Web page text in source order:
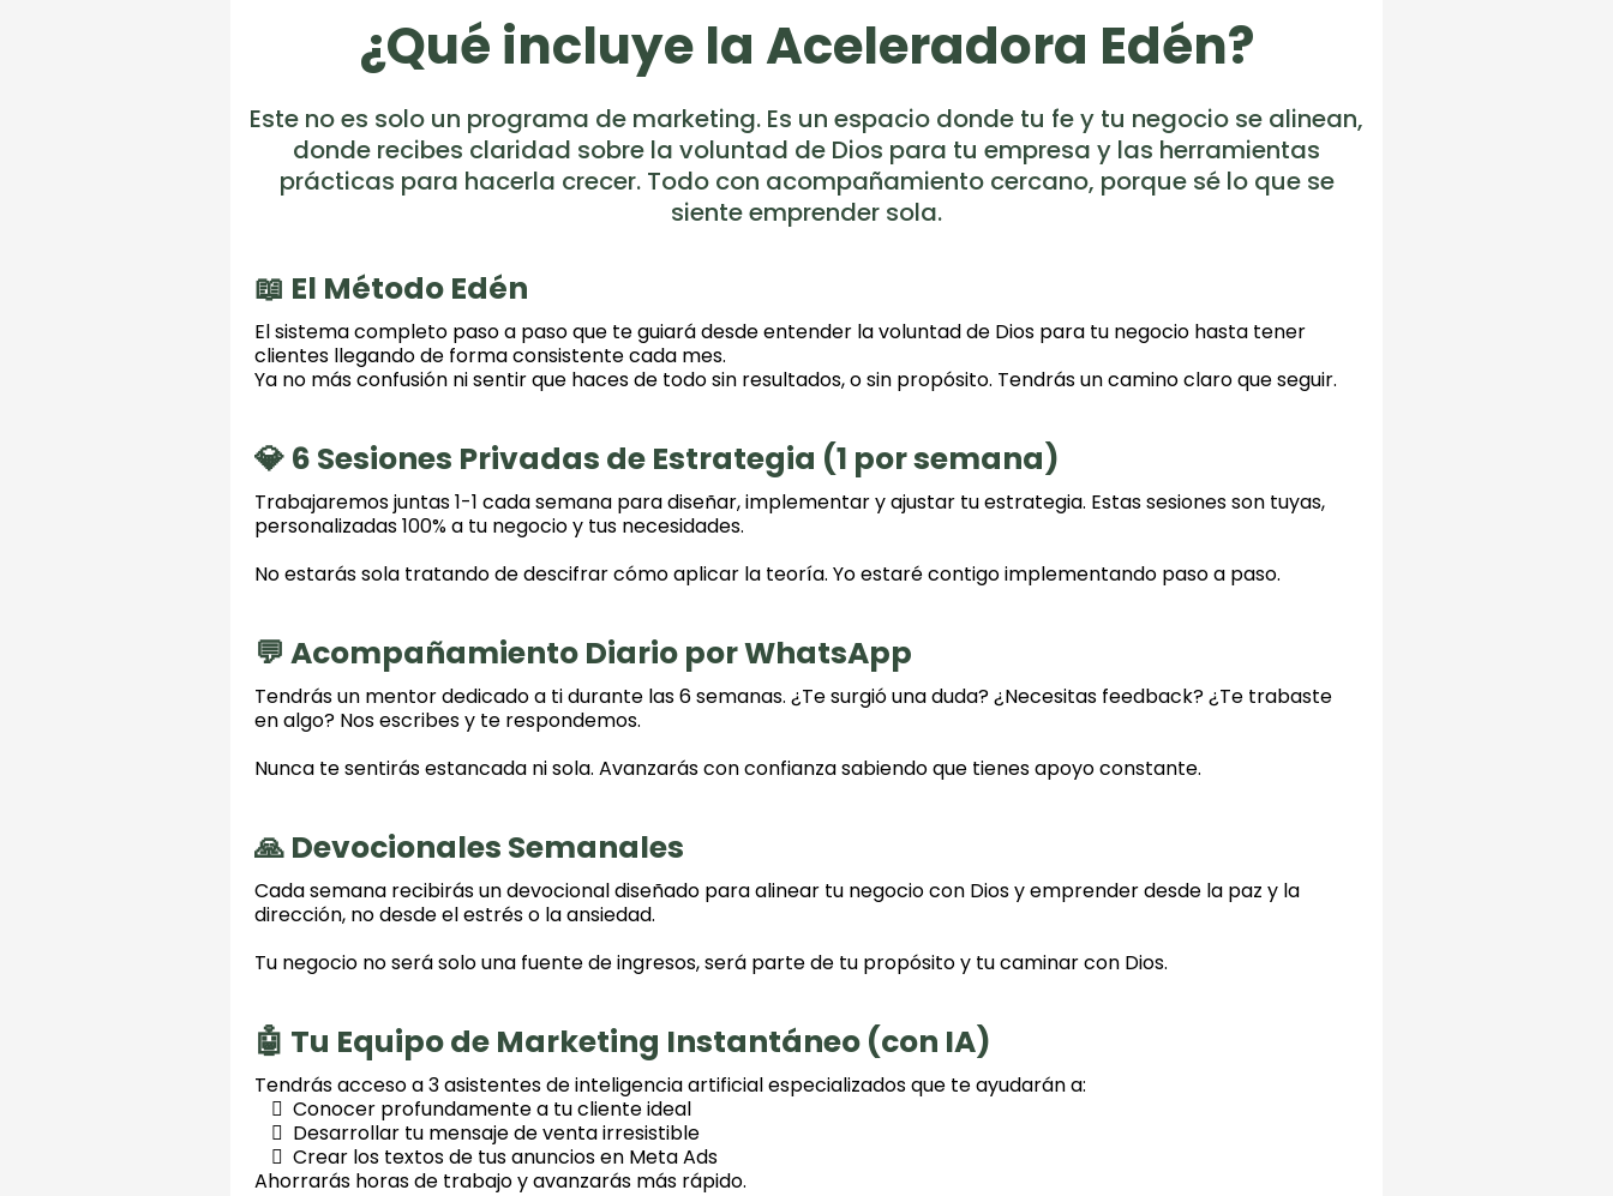
¿Qué incluye la Aceleradora Edén?
Este no es solo un programa de marketing. Es un espacio donde tu fe y tu negocio se alinean,
donde recibes claridad sobre la voluntad de Dios para tu empresa y las herramientas
prácticas para hacerla crecer. Todo con acompañamiento cercano, porque sé lo que se
siente emprender sola.
📖 El Método Edén
El sistema completo paso a paso que te guiará desde entender la voluntad de Dios para tu negocio hasta tener
clientes llegando de forma consistente cada mes.
Ya no más confusión ni sentir que haces de todo sin resultados, o sin propósito. Tendrás un camino claro que seguir.
💎 6 Sesiones Privadas de Estrategia (1 por semana)
Trabajaremos juntas 1-1 cada semana para diseñar, implementar y ajustar tu estrategia. Estas sesiones son tuyas,
personalizadas 100% a tu negocio y tus necesidades.
No estarás sola tratando de descifrar cómo aplicar la teoría. Yo estaré contigo implementando paso a paso.
💬 Acompañamiento Diario por WhatsApp
Tendrás un mentor dedicado a ti durante las 6 semanas. ¿Te surgió una duda? ¿Necesitas feedback? ¿Te trabaste
en algo? Nos escribes y te respondemos.
Nunca te sentirás estancada ni sola. Avanzarás con confianza sabiendo que tienes apoyo constante.
🙏 Devocionales Semanales
Cada semana recibirás un devocional diseñado para alinear tu negocio con Dios y emprender desde la paz y la
dirección, no desde el estrés o la ansiedad.
Tu negocio no será solo una fuente de ingresos, será parte de tu propósito y tu caminar con Dios.
🤖 Tu Equipo de Marketing Instantáneo (con IA)
Tendrás acceso a 3 asistentes de inteligencia artificial especializados que te ayudarán a:
Conocer profundamente a tu cliente ideal
Desarrollar tu mensaje de venta irresistible
Crear los textos de tus anuncios en Meta Ads
Ahorrarás horas de trabajo y avanzarás más rápido.